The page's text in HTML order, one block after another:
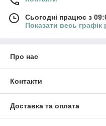
Сьогодні працює з
Показати весь графік
Про нас
Контакти
Доставка та оплата